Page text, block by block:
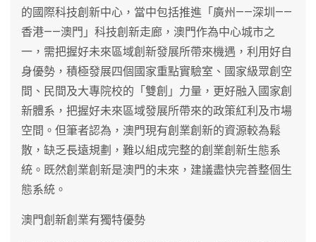
的國際科技創新中心，當中包括推進「廣州——深圳——
香港——澳門」科技創新走廊，澳門作為中心城市之
一，需把握好未來區域創新發展所帶來機遇，利用好自
身優勢，積極發展四個國家重點實驗室、國家級眾創空
間、民間及大專院校的「雙創」力量，更好融入國家創
新體系，把握好未來區域發展所帶來的政策紅利及市場
空間。但筆者認為，澳門現有創業創新的資源較為鬆
散，缺乏長遠規劃，難以組成完整的創業創新生態系
統。既然創業創新是澳門的未來，建議盡快完善整個生
態系統。
澳門創新創業有獨特優勢